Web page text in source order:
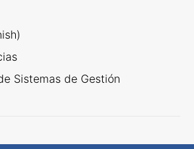
Sistemas de Gestión